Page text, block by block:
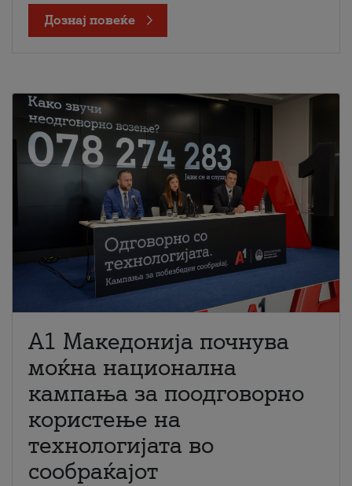
Дознај повеќе
A1 Македонија почнува
моќна национална
кампања за поодговорно
користење на
технологијата во
сообраќајот